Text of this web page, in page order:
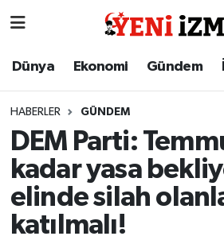
Dünya Ekonomi Gündem
HABERLER GÜNDEM
DEM Parti:
kadar yasa
elinde silah
katılmalı!
Dünya
Gündem
İzmir
Sağlık
İzmir Nöbetçi Eczaneler
İzmir Namaz Vakitleri
İzmir Trafik Yoğunluk
Süper Lig Puan Durumu ve